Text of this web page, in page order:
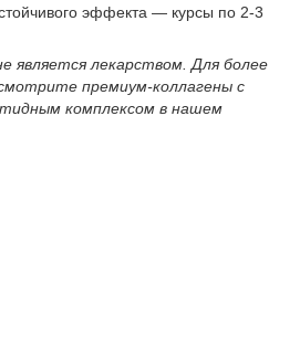
эффекта — курсы по 2-3
является лекарством. Для более
премиум-коллагены с
комплексом в нашем